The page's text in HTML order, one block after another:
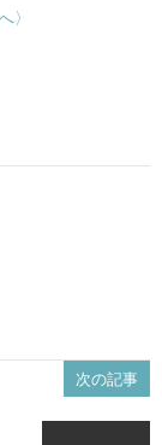
〉
次の記事